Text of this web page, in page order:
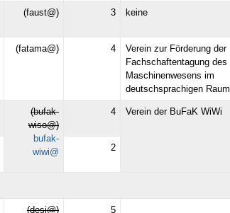
(faust@) 3 keine
(fatama@) 4
Verein zur Förderung der
Fachschaftentagung des
Maschinenwesens im
deutschsprachigen Raum
(bufak-
wiso@)
bufak-
wiwi@
4 Verein der BuFaK WiWi
2
(desi@) 5